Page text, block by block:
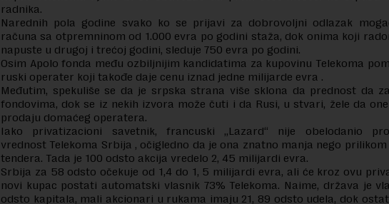
radnika.
Narednih pola godine svako ko se prijavi za dobrovoljni odlazak
računa sa otpremninom od 1.000 evra po godini staža, dok onima koji
napuste u drugoj i trećoj godini, sleduje 750 evra po godini.
Osim Apolo fonda među ozbiljnijim kandidatima za kupovinu Telekoma
ruski operater koji takođe daje cenu iznad jedne milijarde evra .
Međutim, spekuliše se da je srpska strana više sklona da prednost da
fondovima, dok se iz nekih izvora može čuti i da Rusi, u stvari, žele da
prodaju domaćeg operatera.
Iako privatizacioni savetnik, francuski „Lazard“ nije obelodanio
vrednost Telekoma Srbija , očigledno da je ona znatno manja nego
tendera. Tada je 100 odsto akcija vredelo 2, 45 milijardi evra.
Srbija za 58 odsto očekuje od 1,4 do 1, 5 milijardi evra, ali će kroz ovu
novi kupac postati automatski vlasnik 73% Telekoma. Naime, država je
odsto kapitala, mali akcionari u rukama imaju 21, 89 odsto udela, dok